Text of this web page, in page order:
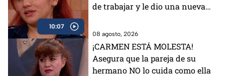
10:07
de trabajar y le dio una nueva
08 agosto, 2026
¡CARMEN ESTÁ MOLESTA!
Asegura que la pareja de su
hermano NO lo cuida como ella